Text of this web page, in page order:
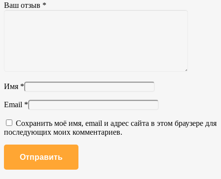
Ваш отзыв *
Имя *
Email *
Сохранить моё имя, email и адрес сайта в этом браузере для
последующих моих комментариев.